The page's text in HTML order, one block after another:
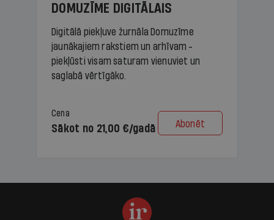
DOMUZĪME DIGITĀLAIS
Digitālā piekļuve žurnāla Domuzīme
jaunākajiem rakstiem un arhīvam -
piekļūsti visam saturam vienuviet un
saglabā vērtīgāko.
Cena
Sākot no 21,00 €/gadā Abonēt